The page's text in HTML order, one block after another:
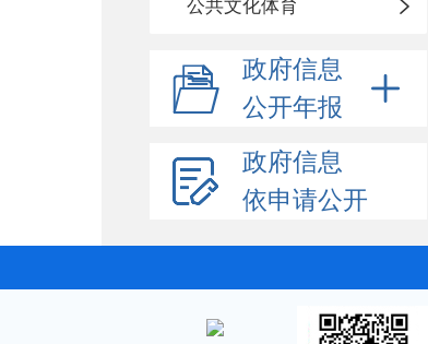
公共文化体育
政府信息
公开年报
政府信息
依申请公开